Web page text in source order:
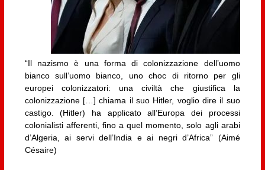
“Il nazismo è una forma di colonizzazione dell’uomo
bianco sull’uomo bianco, uno choc di ritorno per gli
europei colonizzatori: una civiltà che giustifica la
colonizzazione […] chiama il suo Hitler, voglio dire il suo
castigo. (Hitler) ha applicato all’Europa dei processi
colonialisti afferenti, fino a quel momento, solo agli arabi
d’Algeria, ai servi dell’India e ai negri d’Africa” (Aimé
Césaire)